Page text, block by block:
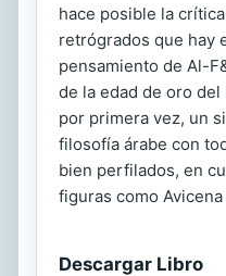
hace posible la
retrógrados que hay
pensamiento de Al-
de la edad de oro
por primera vez, un
filosofía árabe con
bien perfilados, en
figuras como
Descargar Libro